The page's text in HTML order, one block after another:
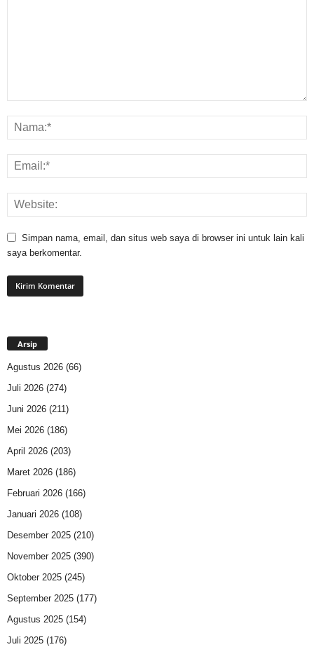
Simpan nama, email, dan situs web saya di browser ini untuk lain kali
saya berkomentar.
Arsip
Agustus 2026 (66)
Juli 2026 (274)
Juni 2026 (211)
Mei 2026 (186)
April 2026 (203)
Maret 2026 (186)
Februari 2026 (166)
Januari 2026 (108)
Desember 2025 (210)
November 2025 (390)
Oktober 2025 (245)
September 2025 (177)
Agustus 2025 (154)
Juli 2025 (176)